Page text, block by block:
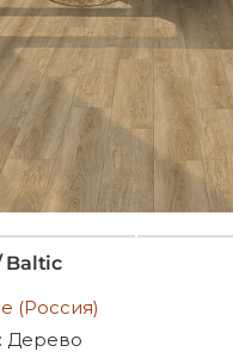
Baltic
(Россия)
Дерево